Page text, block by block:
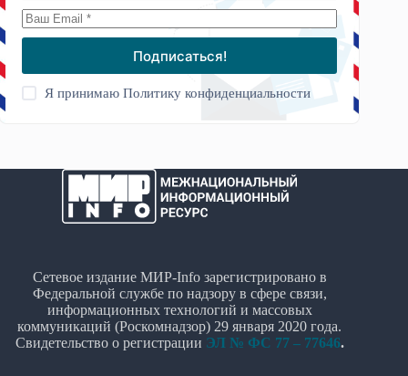
Подписаться!
Я принимаюПолитику конфиденциальности
Сетевое издание МИР-Info зарегистрировано в
Федеральной службе по надзору в сфере связи,
информационных технологий и массовых
коммуникаций (Роскомнадзор) 29 января 2020 года.
Свидетельство о регистрации ЭЛ № ФС 77 – 77646.